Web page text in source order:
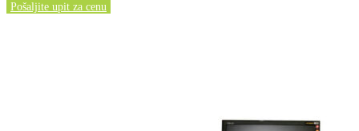
Pošaljite upit za cenu